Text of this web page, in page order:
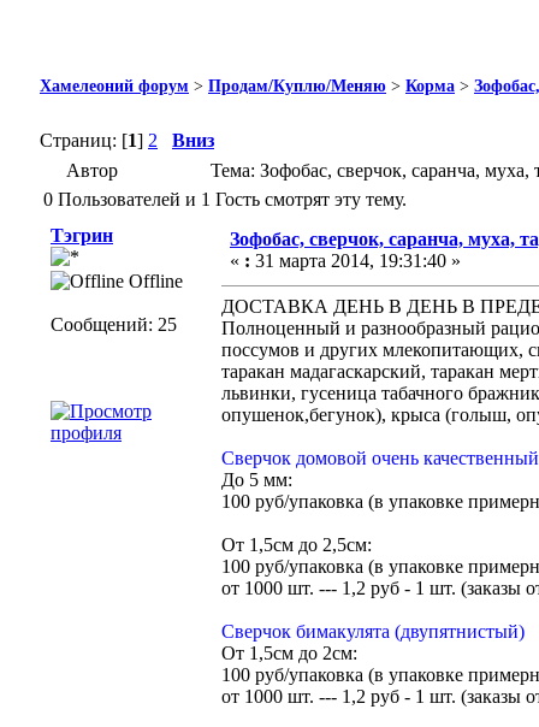
Хамелеоний форум > Продам/Куплю/Меняю > Корма >
Страниц: [1] 2
Вниз
Автор
Тема: Зофобас, сверчок, саранча,
0 Пользователей и 1 Гость смотрят эту тему.
Тэгрин
Offline
Сообщений: 25
Зофобас, сверчок, саранча, муха,
« : 31 марта 2014, 19:31:40 »
ДОСТАВКА ДЕНЬ В ДЕНЬ В
Полноценный и разнообразный
поссумов и других млекопитающих,
таракан мадагаскарский, таракан
львинки, гусеница табачного
опушенок,бегунок), крыса (голыш,
Сверчок домовой очень качественный
До 5 мм:
100 руб/упаковка (в упаковке
От 1,5см до 2,5см:
100 руб/упаковка (в упаковке
от 1000 шт. --- 1,2 руб - 1 шт. (заказы
Сверчок бимакулята (двупятнистый)
От 1,5см до 2см:
100 руб/упаковка (в упаковке
от 1000 шт. --- 1,2 руб - 1 шт. (заказы